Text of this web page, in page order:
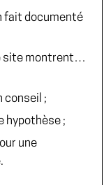
fait documenté
site montrent…
conseil ;
hypothèse ;
une